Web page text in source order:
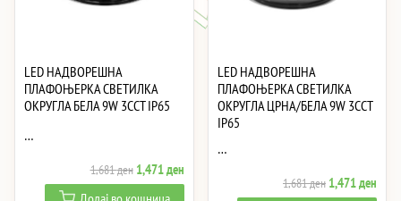
LED НАДВОРЕШНА
ПЛАФОЊЕРКА СВЕТИЛКА
ОКРУГЛА БЕЛА 9W 3CCT IP65
…
1,681ден Original
price
1,471денCurrent
price
LED НАДВОРЕШНА
ПЛАФОЊЕРКА СВЕТИЛКА
ОКРУГЛА ЦРНА/БЕЛА 9W 3CCT
IP65
…
1,681ден Original
1,471ден